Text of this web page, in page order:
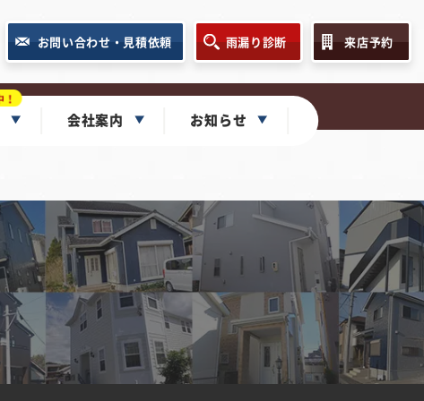
お問い合わせ・見積依頼 雨漏り診断 来店予約
会社案内 お知らせ